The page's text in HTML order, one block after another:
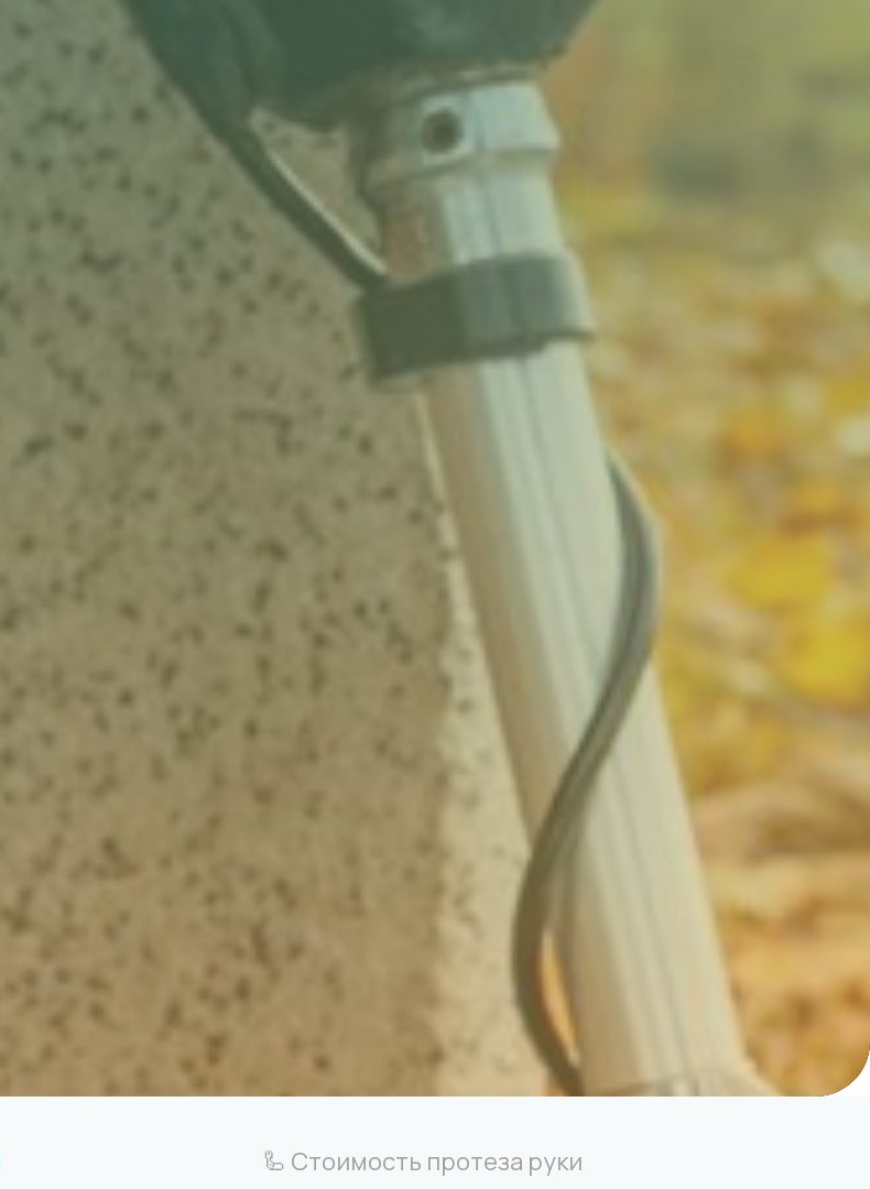
🦾 Стоимость протеза руки